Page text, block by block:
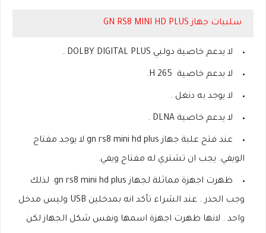
سلبيات جهاز GN RS8 MINI HD PLUS
لا يدعم خاصية دولبي DOLBY DIGITAL PLUS .
لا يدعم خاصية H 265.
لا يوجد به دنغل .
لا يدعم خاصية DLNA .
عند فتح علبة جهاز gn rs8 mini hd plus لا يوجد مفتاح
الويفي. يجب ان تشتري له مفتاح ويفي.
ظهرت اجهزة مماثلة لجهاز gn rs8 mini hd plus لذلك
وجب الحذر . عند الشراء تأكد انه بمدخلين USB وليس مدخل
واحد . لانها ظهرت اجهزة اسمها ونفس شكل الجهاز لكن